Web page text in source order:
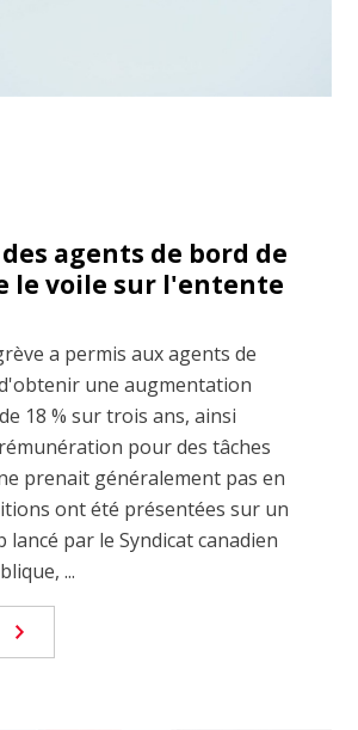
agents de bord de
le voile sur l'entente
a permis aux agents de
une augmentation
18 % sur trois ans, ainsi
pour des tâches
prenait généralement pas en
ont été présentées sur un
lancé par le Syndicat canadien
...